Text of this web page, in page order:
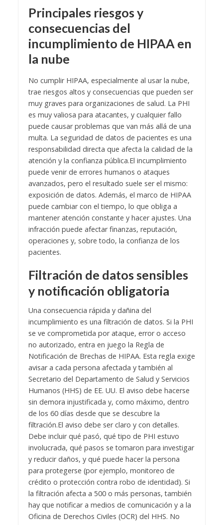
Principales riesgos y
consecuencias del
incumplimiento de HIPAA en
la nube
No cumplir HIPAA, especialmente al usar la nube,
trae riesgos altos y consecuencias que pueden ser
muy graves para organizaciones de salud. La PHI
es muy valiosa para atacantes, y cualquier fallo
puede causar problemas que van más allá de una
multa. La seguridad de datos de pacientes es una
responsabilidad directa que afecta la calidad de la
atención y la confianza pública.El incumplimiento
puede venir de errores humanos o ataques
avanzados, pero el resultado suele ser el mismo:
exposición de datos. Además, el marco de HIPAA
puede cambiar con el tiempo, lo que obliga a
mantener atención constante y hacer ajustes. Una
infracción puede afectar finanzas, reputación,
operaciones y, sobre todo, la confianza de los
pacientes.
Filtración de datos sensibles
y notificación obligatoria
Una consecuencia rápida y dañina del
incumplimiento es una filtración de datos. Si la PHI
se ve comprometida por ataque, error o acceso
no autorizado, entra en juego la Regla de
Notificación de Brechas de HIPAA. Esta regla exige
avisar a cada persona afectada y también al
Secretario del Departamento de Salud y Servicios
Humanos (HHS) de EE. UU. El aviso debe hacerse
sin demora injustificada y, como máximo, dentro
de los 60 días desde que se descubre la
filtración.El aviso debe ser claro y con detalles.
Debe incluir qué pasó, qué tipo de PHI estuvo
involucrada, qué pasos se tomaron para investigar
y reducir daños, y qué puede hacer la persona
para protegerse (por ejemplo, monitoreo de
crédito o protección contra robo de identidad). Si
la filtración afecta a 500 o más personas, también
hay que notificar a medios de comunicación y a la
Oficina de Derechos Civiles (OCR) del HHS. No